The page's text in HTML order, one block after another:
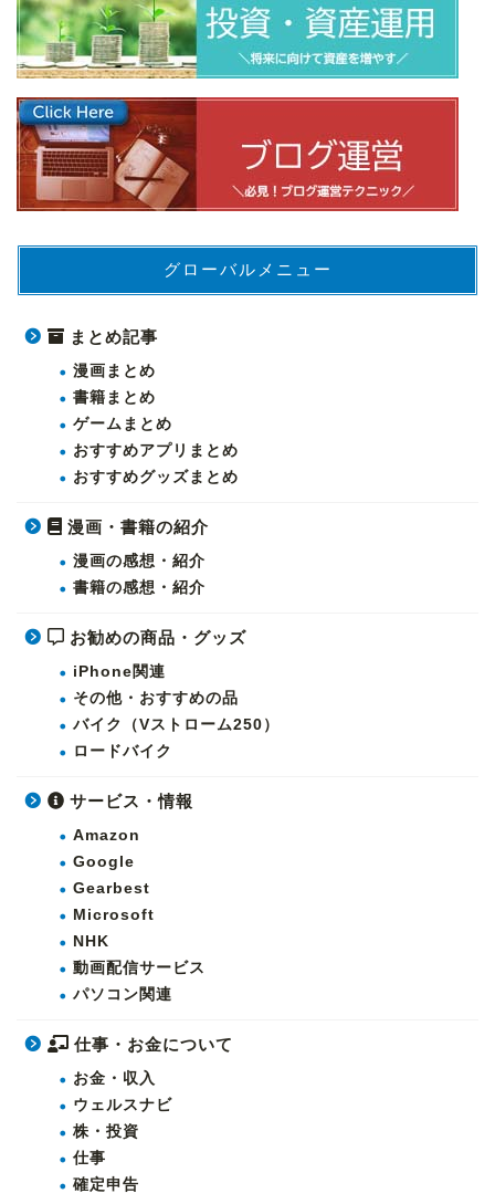
グローバルメニュー
まとめ記事
漫画まとめ
書籍まとめ
ゲームまとめ
おすすめアプリまとめ
おすすめグッズまとめ
漫画・書籍の紹介
漫画の感想・紹介
書籍の感想・紹介
お勧めの商品・グッズ
iPhone関連
その他・おすすめの品
バイク（Vストローム250）
ロードバイク
サービス・情報
Amazon
Google
Gearbest
Microsoft
NHK
動画配信サービス
パソコン関連
仕事・お金について
お金・収入
ウェルスナビ
株・投資
仕事
確定申告